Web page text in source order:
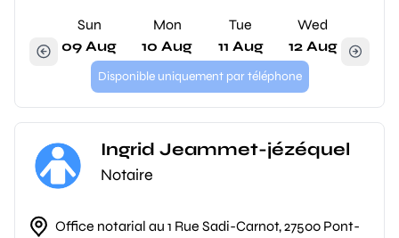
Sun
09 Aug
Mon
10 Aug
Tue
11 Aug
Wed
12 Aug
Disponible uniquement par téléphone
Ingrid Jeammet-jézéquel
Notaire
Office notarial au 1 Rue Sadi-Carnot, 27500 Pont-